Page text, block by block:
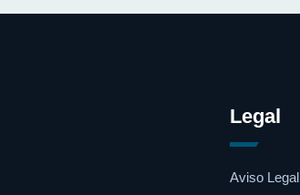
Legal
Aviso Legal